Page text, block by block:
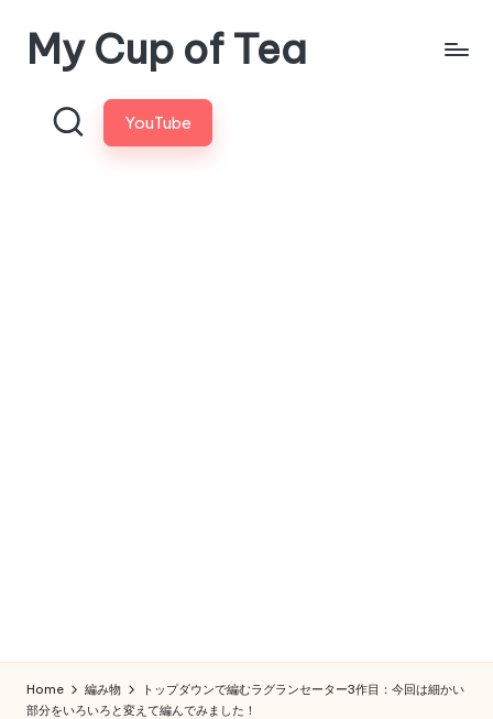
content
My Cup of Tea
YouTube
Home 編み物
トップダウンで編むラグランセーター3作目：今回は細かい
部分をいろいろと変えて編んでみました！